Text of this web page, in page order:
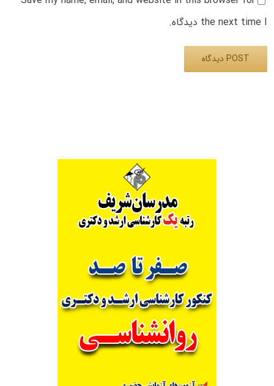
the next time I دیدگاه.